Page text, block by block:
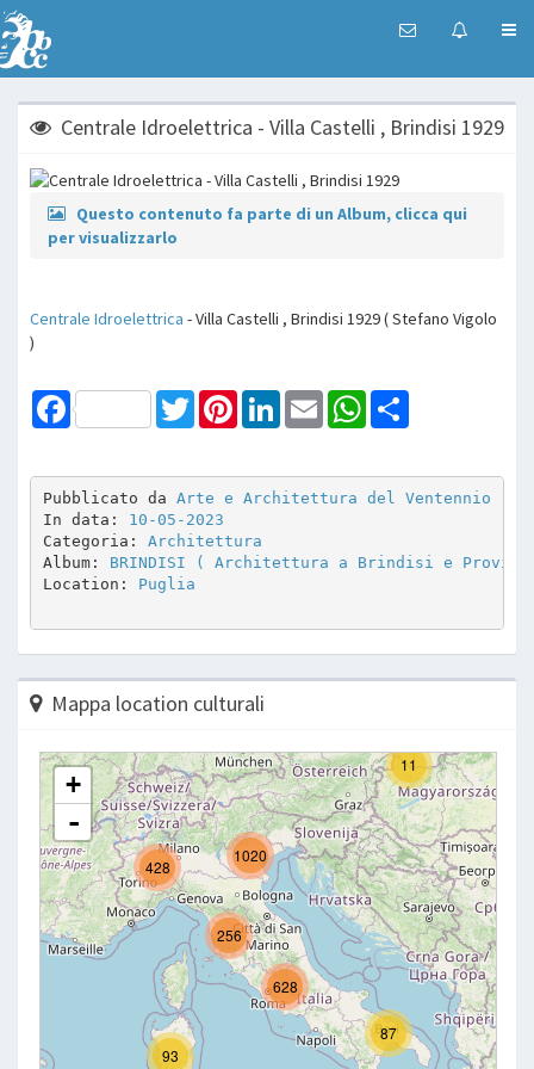
Centrale Idroelettrica - Villa Castelli , Brindisi 1929
Questo contenuto fa parte di un Album, clicca qui
per visualizzarlo
Centrale Idroelettrica - Villa Castelli , Brindisi 1929 ( Stefano Vigolo
)
Facebook TwitterPinterestLinkedInEmail WhatsApp
Pubblicato da Arte e Architettura del Ventennio
In data: 10-05-2023
Categoria: Architettura
Album: BRINDISI ( Architettura a Brindisi e
Location: Puglia
Mappa location culturali